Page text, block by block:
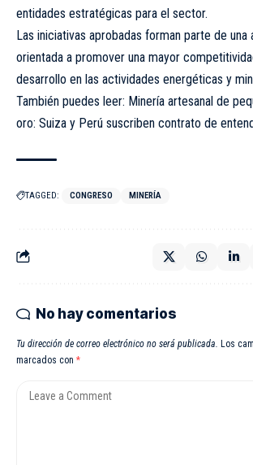
entidades estratégicas para el sector.
Las iniciativas aprobadas forman parte de una
orientada a promover una mayor
desarrollo en las actividades energéticas y
También puedes leer: Minería artesanal de
oro: Suiza y Perú suscriben contrato de
TAGGED: CONGRESO MINERÍA
No hay comentarios
Tu dirección de correo electrónico no será publicada. Los
marcados con *